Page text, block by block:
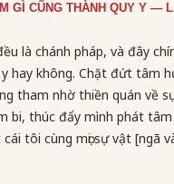
GÌ CŨNG THÀNH QUY Y —
là chánh pháp, và đây
hay không. Chặt đứt tâm
tham nhờ thiền quán về
thúc đẩy mình phát tâm
tôi cùng mọi sự vật [ngã